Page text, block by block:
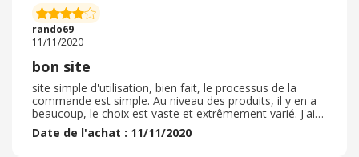
concerne les modes de paiement, j'ai trouvé de
nombreux modes de paiement, et c'est un point positif
dans le site car il est rare de trouver plusieurs modes de
paiement sur d'autres sites, c'est donc un point fort pour
le site
rando69
11/11/2020
bon site
site simple d'utilisation, bien fait, le processus de la
commande est simple. Au niveau des produits, il y en a
beaucoup, le choix est vaste et extrêmement varié. J'ai
acheté des produits que je ne trouvais pas sur les sites
ou je me fourni habituellement. Le processus de
Date de l'achat : 11/11/2020